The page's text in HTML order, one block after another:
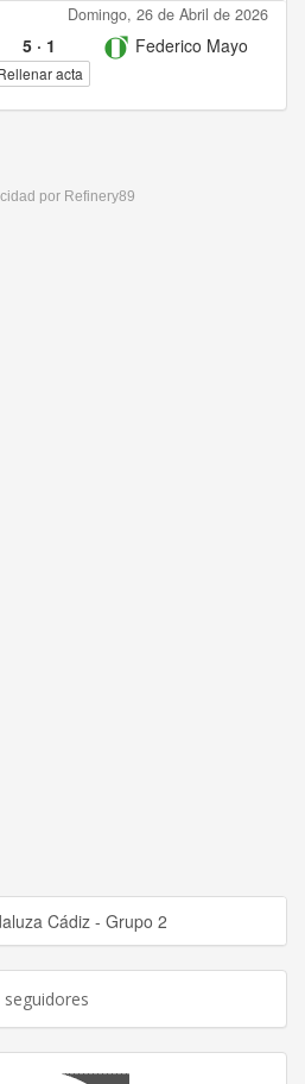
Domingo, 26 de Abril de 2026
5· 1 Federico Mayo
acta
por Refinery89
Cádiz - Grupo 2
seguidores